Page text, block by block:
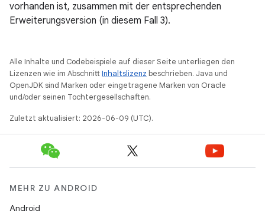
vorhanden ist, zusammen mit der entsprechenden
Erweiterungsversion (in diesem Fall 3).
Alle Inhalte und Codebeispiele auf dieser Seite unterliegen den
Lizenzen wie im AbschnittInhaltslizenz beschrieben. Java und
OpenJDK sind Marken oder eingetragene Marken von Oracle
und/oder seinen Tochtergesellschaften.
Zuletzt aktualisiert: 2026-06-09 (UTC).
MEHR ZU ANDROID
Android